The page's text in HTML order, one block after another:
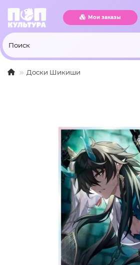
Мои заказы
Доски Шикиши